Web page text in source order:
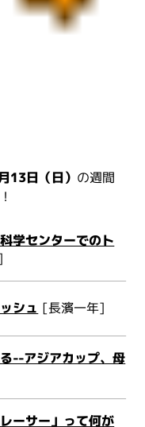
13日（日） の週間
学センターでのト
シュ [長濱一年]
--アジアカップ、母
ーサー」って何が